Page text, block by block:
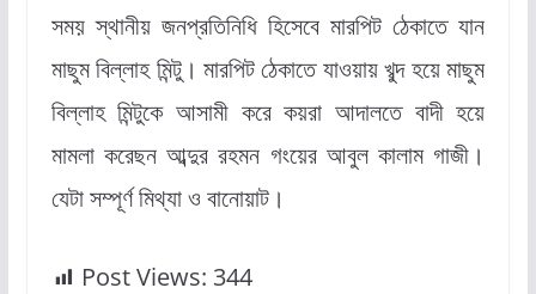
সময় স্থানীয় জনপ্রতিনিধি হিসেবে মারপিট ঠেকাতে যান
মাছুম বিল্লাহ মিন্টু। মারপিট ঠেকাতে যাওয়ায় খুব্দ হয়ে মাছুম
বিল্লাহ মিন্টুকে আসামী করে কয়রা আদালতে বাদী হয়ে
মামলা করেছন আব্দুর রহমন গংয়ের আবুল কালাম গাজী।
যেটা সম্পূর্ণ মিথ্যা ও বানোয়াট।
Post Views: 344